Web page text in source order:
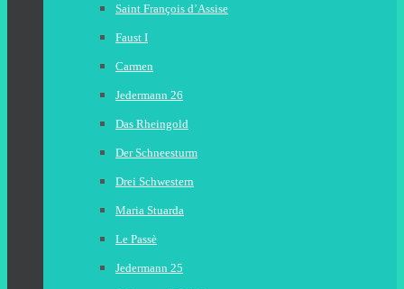
Saint François d’Assise
Faust I
Carmen
Jedermann 26
Das Rheingold
Der Schneesturm
Drei Schwestern
Maria Stuarda
Le Passè
Jedermann 25